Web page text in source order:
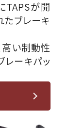
TAPSが開
たブレーキ
高い制動性
レーキパッ